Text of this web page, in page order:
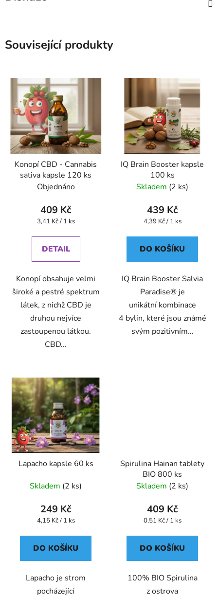
Související produkty
Konopí CBD - Cannabis
sativa kapsle 120 ks
Objednáno
409 Kč
Měrná
3,41 Kč / 1 ks
DETAIL
Konopí obsahuje velmi
široké a pestré spektrum
látek, z nichž CBD je
druhou nejvíce
zastoupenou látkou.
CBD...
IQ Brain Booster kapsle
100 ks
Skladem (2 ks)
439 Kč
Měrná
4,39 Kč / 1 ks
DO KOŠÍKU
IQ Brain Booster Salvia
Paradise® je
unikátní kombinace
4 bylin, které jsou známé
svým pozitivním...
Lapacho kapsle 60 ks
Skladem (2 ks)
249 Kč
Měrná
4,15 Kč / 1 ks
DO KOŠÍKU
Lapacho je strom
pocházející
Spirulina Hainan tablety
BIO 800 ks
Skladem (2 ks)
409 Kč
Měrná
0,51 Kč / 1 ks
DO KOŠÍKU
100% BIO Spirulina
z ostrova